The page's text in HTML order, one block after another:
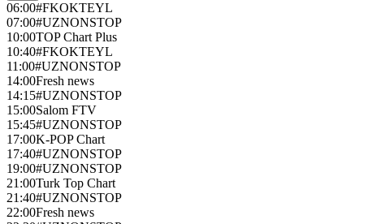
06:00#FKOKTEYL
07:00#UZNONSTOP
10:00TOP Chart Plus
10:40#FKOKTEYL
11:00#UZNONSTOP
14:00Fresh news
14:15#UZNONSTOP
15:00Salom FTV
15:45#UZNONSTOP
17:00K-POP Chart
17:40#UZNONSTOP
19:00#UZNONSTOP
21:00Turk Top Chart
21:40#UZNONSTOP
22:00Fresh news